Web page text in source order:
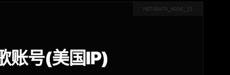
METADATA_NODE_15
账号(美国IP)